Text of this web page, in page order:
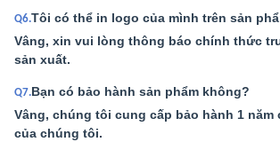
Q6.Tôi có thể in logo của mình trên sản
Vâng, xin vui lòng thông báo chính thức
sản xuất.
Q7.Bạn có bảo hành sản phẩm không?
Vâng, chúng tôi cung cấp bảo hành 1 năm
của chúng tôi.